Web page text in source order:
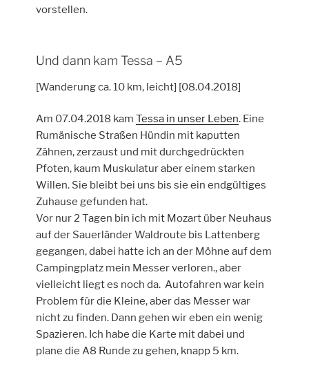
vorstellen.
Und dann kam Tessa – A5
[Wanderung ca. 10 km, leicht] [08.04.2018]
Am 07.04.2018 kamTessa in unser Leben. Eine
Rumänische Straßen Hündin mit kaputten
Zähnen, zerzaust und mit durchgedrückten
Pfoten, kaum Muskulatur aber einem starken
Willen. Sie bleibt bei uns bis sie ein endgültiges
Zuhause gefunden hat.
Vor nur 2 Tagen bin ich mit Mozart über Neuhaus
auf der Sauerländer Waldroute bis Lattenberg
gegangen, dabei hatte ich an der Möhne auf dem
Campingplatz mein Messer verloren., aber
vielleicht liegt es noch da. Autofahren war kein
Problem für die Kleine, aber das Messer war
nicht zu finden. Dann gehen wir eben ein wenig
Spazieren. Ich habe die Karte mit dabei und
plane die A8 Runde zu gehen, knapp 5 km.